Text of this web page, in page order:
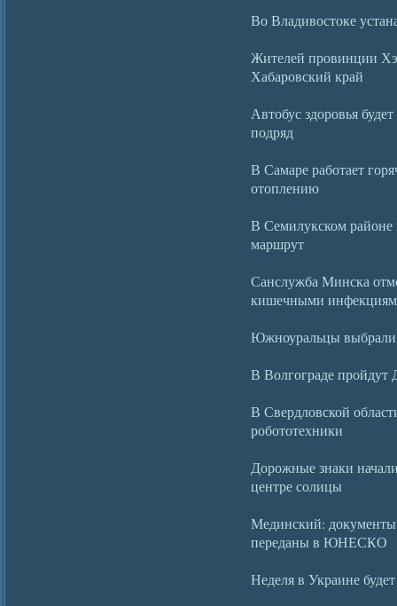
Во Владивостоке
Жителей провинции
Хабаровский край
Автобус здоровья
подряд
В Самаре работает
отоплению
В Семилукском районе
маршрут
Санслужба Минска
кишечными
Южноуральцы выбрали
В Волгограде пройдут
В Свердловской
робототехники
Дорожные знаки
центре солицы
Мединский:
переданы в ЮНЕСКО
Неделя в Украине